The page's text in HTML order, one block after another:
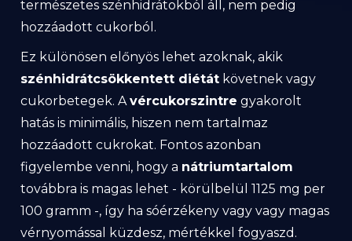
természetes szénhidrátokból áll, nem pedig
hozzáadott cukorból.
Ez különösen előnyös lehet azoknak, akik
szénhidrátcsökkentett diétát követnek vagy
cukorbetegek. A vércukorszintre gyakorolt
hatás is minimális, hiszen nem tartalmaz
hozzáadott cukrokat. Fontos azonban
figyelembe venni, hogy a nátriumtartalom
továbbra is magas lehet - körülbelül 1125 mg per
100 gramm -, így ha sóérzékeny vagy vagy magas
vérnyomással küzdesz, mértékkel fogyaszd.